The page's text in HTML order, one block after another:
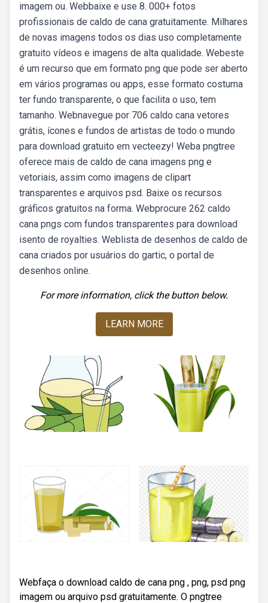
imagem ou. Webbaixe e use 8. 000+ fotos
profissionais de caldo de cana gratuitamente. Milhares
de novas imagens todos os dias uso completamente
gratuito vídeos e imagens de alta qualidade. Webeste
é um recurso que em formato png que pode ser aberto
em vários programas ou apps, esse formato costuma
ter fundo transparente, o que facilita o uso, tem
tamanho. Webnavegue por 706 caldo cana vetores
grátis, ícones e fundos de artistas de todo o mundo
para download gratuito em vecteezy! Weba pngtree
oferece mais de caldo de cana imagens png e
vetoriais, assim como imagens de clipart
transparentes e arquivos psd. Baixe os recursos
gráficos gratuitos na forma. Webprocure 262 caldo
cana pngs com fundos transparentes para download
isento de royalties. Weblista de desenhos de caldo de
cana criados por usuários do gartic, o portal de
desenhos online.
For more information, click the button below.
LEARN MORE
Webfaça o download caldo de cana png , png, psd png
imagem ou arquivo psd gratuitamente. O pngtree